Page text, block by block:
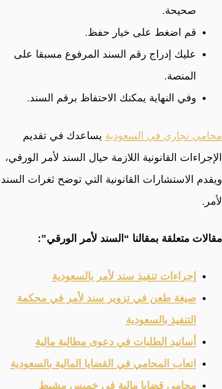
صحيحة.
قم اضغط على خيار حفظ.
عليك إدراج رقم السند المرفوع مسبقا على
المنصة.
وفي النهاية يمكنك الاحتفاظ برقم السند.
محامي تجاري في السعودية يساعدك في تقديم
الإجراءات القانونية اللازمة حيال السند لأمر الورقي،
ويقدم الاستشارات القانونية التي توضح ثغرات السند
لأمر.
مقالات متعلقة بمقالنا “السند لأمر الورقي”:
إجراءات تنفيذ سند لأمر بالسعودية
صيغة طعن في تزوير سند لأمر في محكمة
التنفيذ بالسعودية
أسانيد الطلبات في دعوى مطالبة مالية
اتعاب المحامي في القضايا المالية بالسعودية
محامي قضايا مالية في خميس مشيط